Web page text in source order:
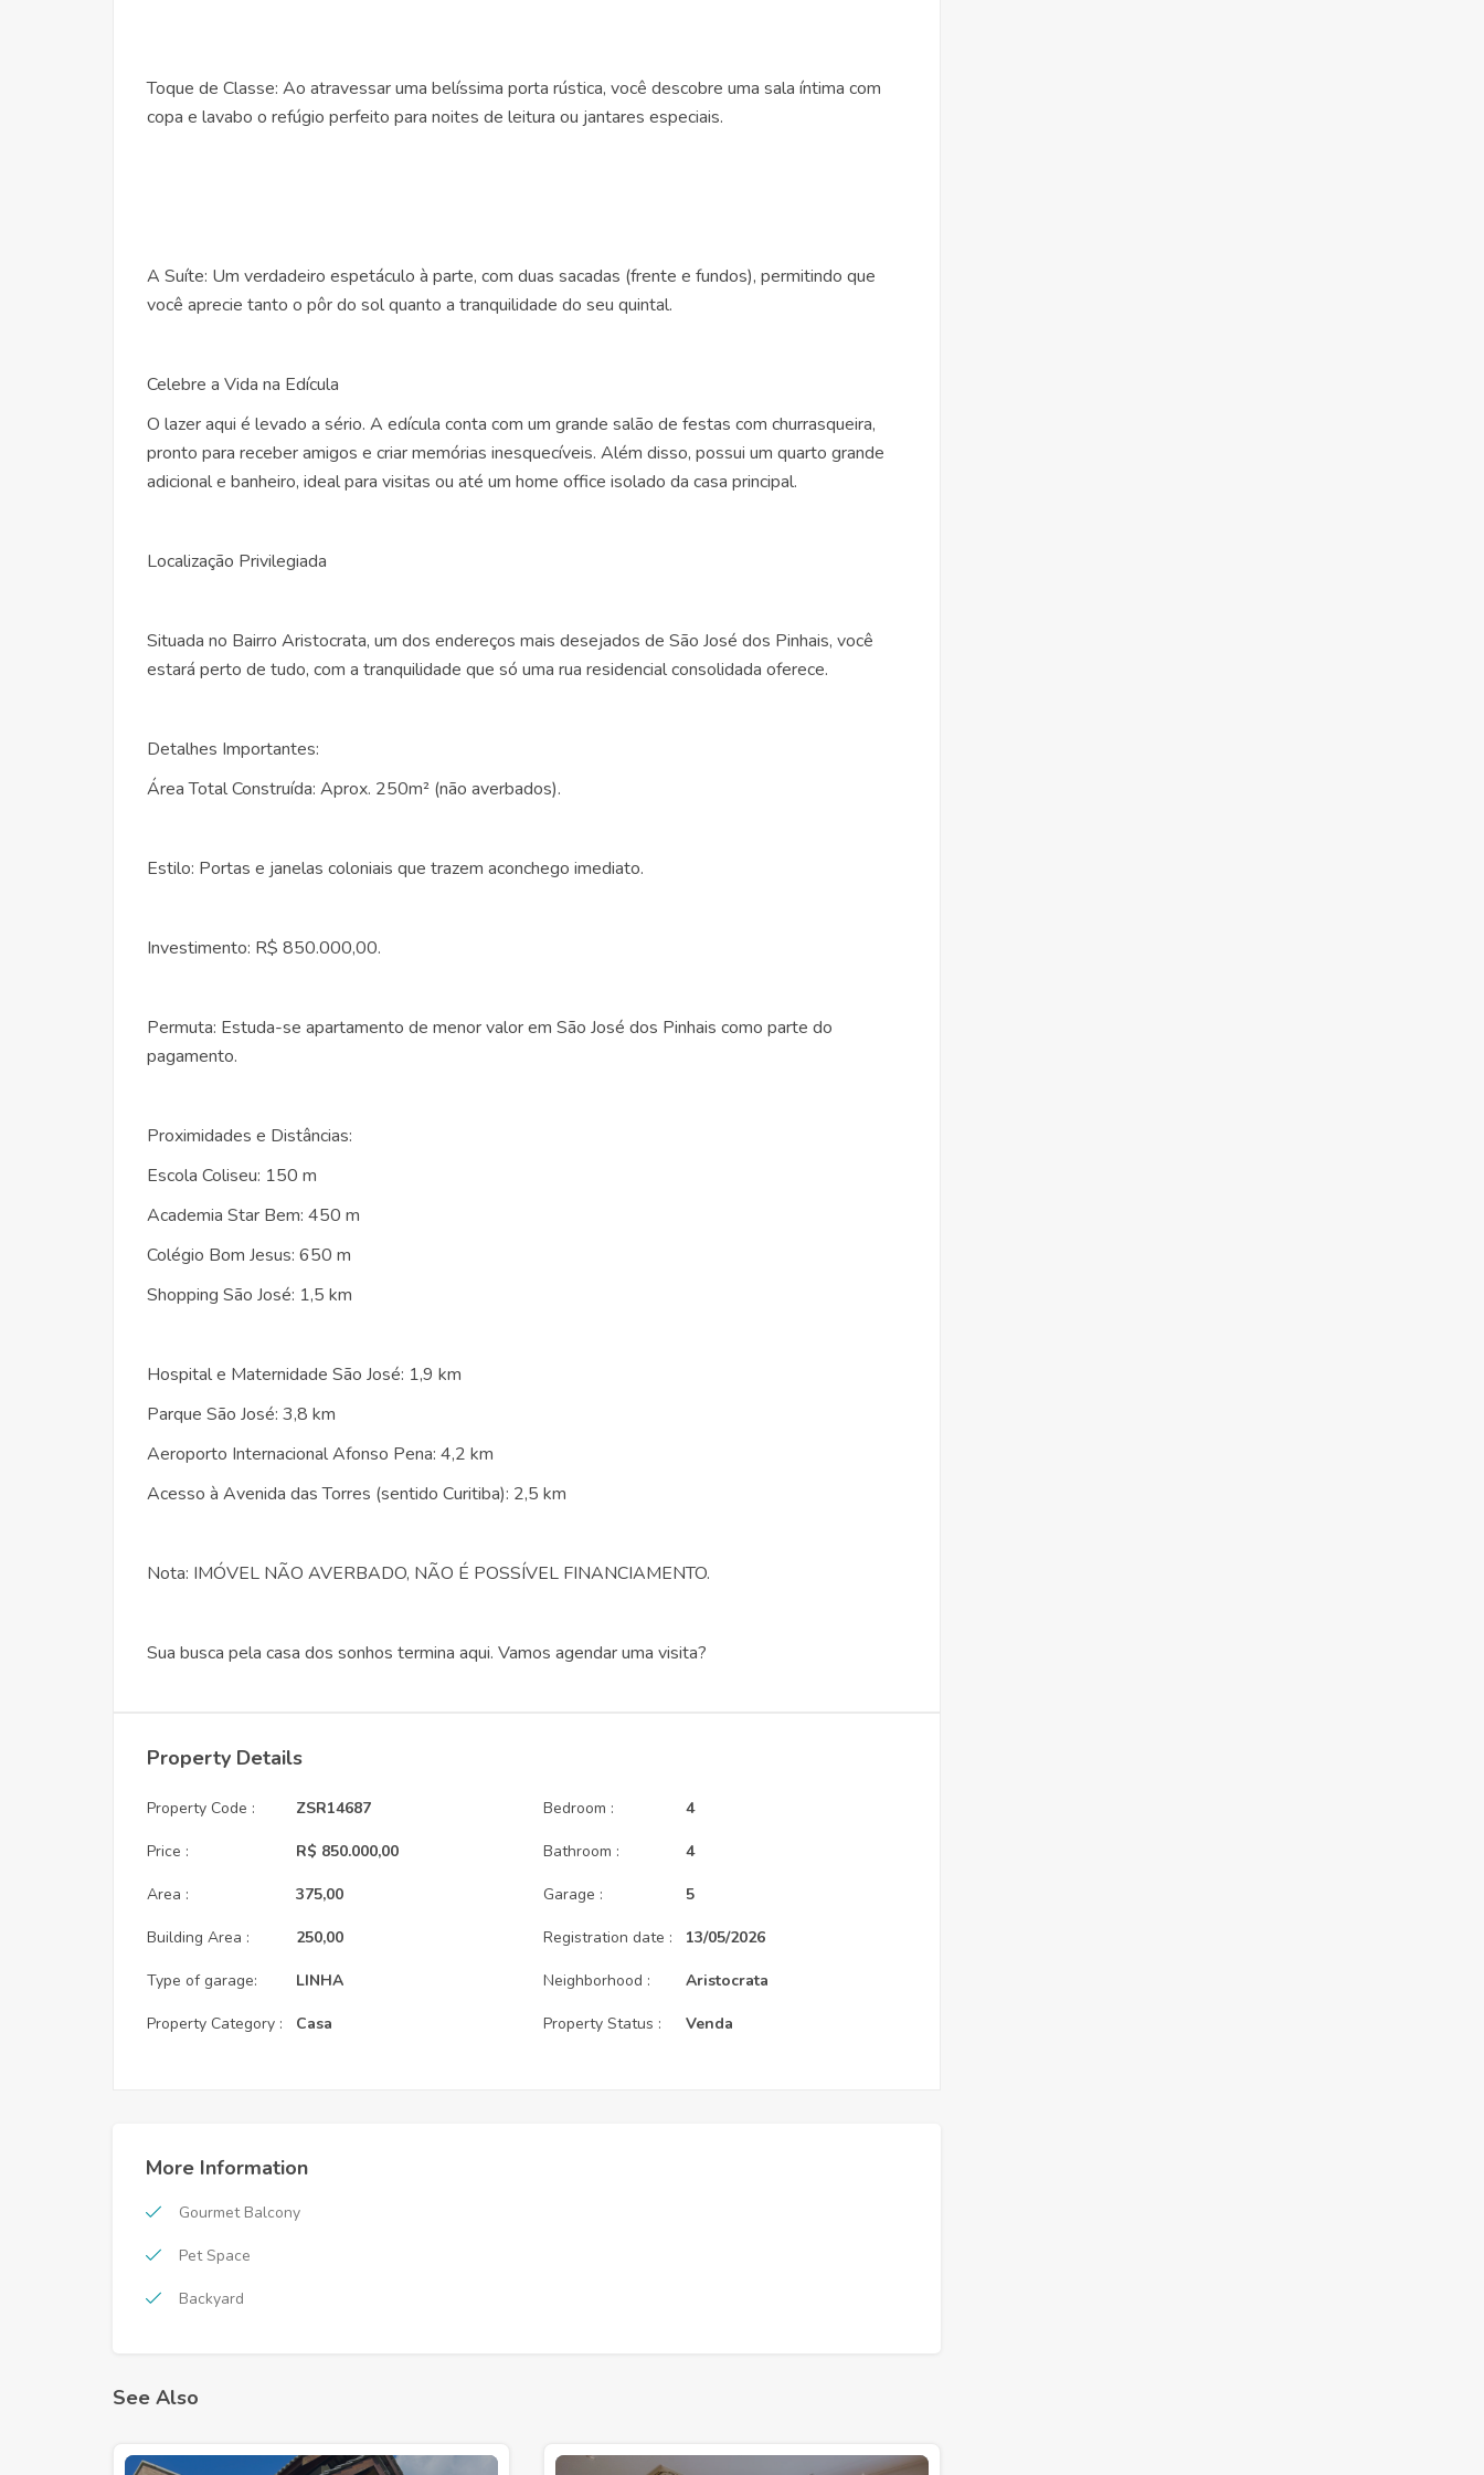
Toque de Classe: Ao atravessar uma belíssima porta rústica, você descobre uma sala íntima com
copa e lavabo o refúgio perfeito para noites de leitura ou jantares especiais.
A Suíte: Um verdadeiro espetáculo à parte, com duas sacadas (frente e fundos), permitindo que
você aprecie tanto o pôr do sol quanto a tranquilidade do seu quintal.
Celebre a Vida na Edícula
O lazer aqui é levado a sério. A edícula conta com um grande salão de festas com churrasqueira,
pronto para receber amigos e criar memórias inesquecíveis. Além disso, possui um quarto grande
adicional e banheiro, ideal para visitas ou até um home office isolado da casa principal.
Localização Privilegiada
Situada no Bairro Aristocrata, um dos endereços mais desejados de São José dos Pinhais, você
estará perto de tudo, com a tranquilidade que só uma rua residencial consolidada oferece.
Detalhes Importantes:
Área Total Construída: Aprox. 250m² (não averbados).
Estilo: Portas e janelas coloniais que trazem aconchego imediato.
Investimento: R$ 850.000,00.
Permuta: Estuda-se apartamento de menor valor em São José dos Pinhais como parte do
pagamento.
Proximidades e Distâncias:
Escola Coliseu: 150 m
Academia Star Bem: 450 m
Colégio Bom Jesus: 650 m
Shopping São José: 1,5 km
Hospital e Maternidade São José: 1,9 km
Parque São José: 3,8 km
Aeroporto Internacional Afonso Pena: 4,2 km
Acesso à Avenida das Torres (sentido Curitiba): 2,5 km
Nota: IMÓVEL NÃO AVERBADO, NÃO É POSSÍVEL FINANCIAMENTO.
Sua busca pela casa dos sonhos termina aqui. Vamos agendar uma visita?
Property Details
Property Code :
Price :
Area :
Building Area :
Type of garage:
Property Category :
ZSR14687
R$ 850.000,00
375,00
250,00
LINHA
Casa
Bedroom :
Bathroom :
Garage :
Registration date :
Neighborhood :
Property Status :
4
4
5
13/05/2026
Aristocrata
Venda
More Information
Gourmet Balcony
Pet Space
Backyard
See Also